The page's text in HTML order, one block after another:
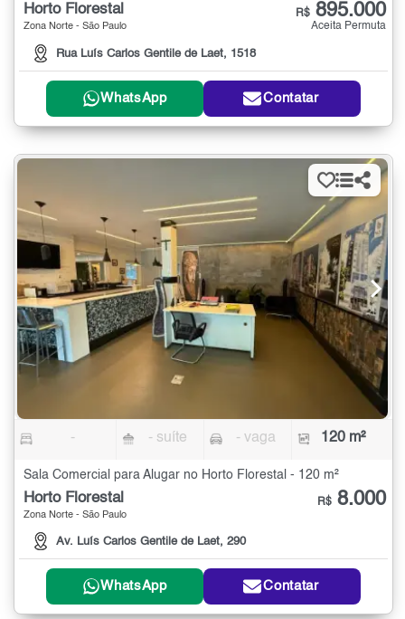
Horto Florestal
Zona Norte - São Paulo
Rua Luís Carlos Gentile de Laet, 1518
R$ 895.000
Aceita Permuta
WhatsApp Contatar
- - suíte - vaga 120 m²
Sala Comercial para Alugar no Horto Florestal - 120 m²
Horto Florestal
Zona Norte - São Paulo
Av. Luís Carlos Gentile de Laet, 290
R$ 8.000
WhatsApp Contatar